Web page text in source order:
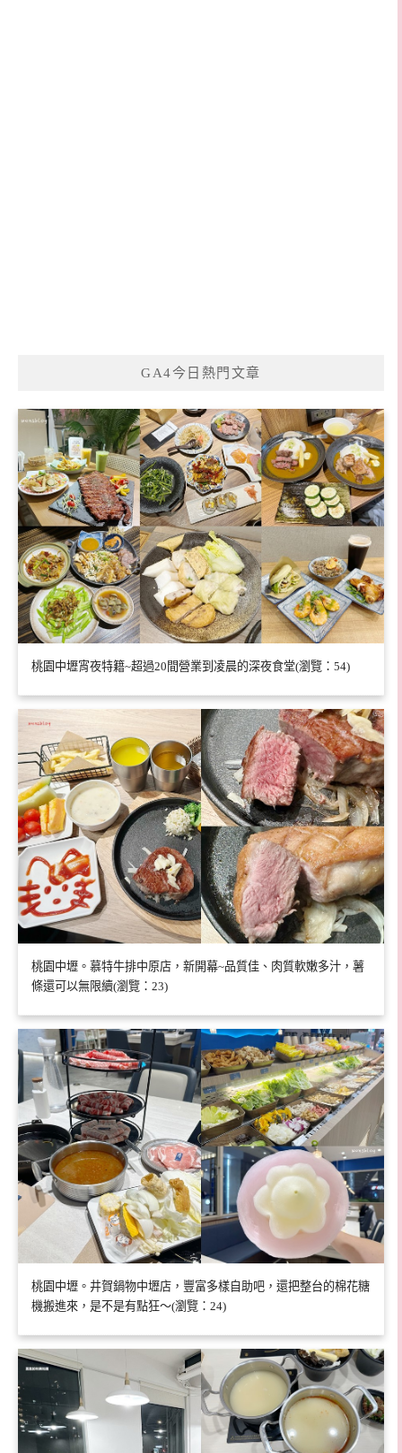
GA4今日熱門文章
桃園中壢宵夜特籍~超過20間營業到凌晨的深夜食堂(瀏覽：54)
桃園中壢。慕特牛排中原店，新開幕~品質佳、肉質軟嫩多汁，薯
條還可以無限續(瀏覽：23)
桃園中壢。井賀鍋物中壢店，豐富多樣自助吧，還把整台的棉花糖
機搬進來，是不是有點狂～(瀏覽：24)